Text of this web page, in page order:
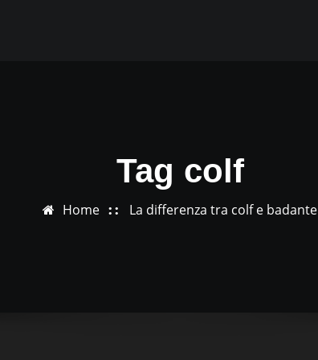
Tag colf
Home La differenza tra colf e badante